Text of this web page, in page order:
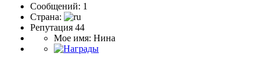
Сообщений: 1
Страна:
Репутация 44
Мое имя: Нина